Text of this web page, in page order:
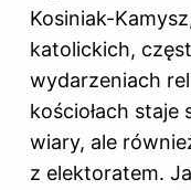
Kosiniak-
katolickich,
wydarzeniach
kościołach
wiary, ale
z elektoratem.